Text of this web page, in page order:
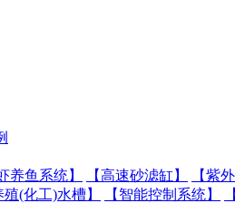
养鱼系统】 【高速砂滤缸】 【紫
殖(化工)水槽】 【智能控制系统】